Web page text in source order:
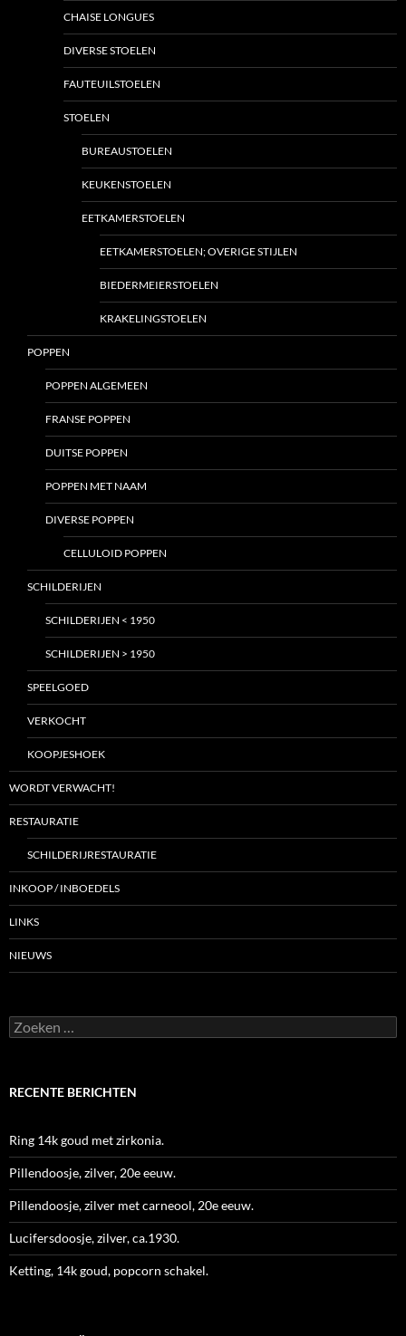
CHAISE LONGUES
DIVERSE STOELEN
FAUTEUILSTOELEN
STOELEN
BUREAUSTOELEN
KEUKENSTOELEN
EETKAMERSTOELEN
EETKAMERSTOELEN; OVERIGE STIJLEN
BIEDERMEIERSTOELEN
KRAKELINGSTOELEN
POPPEN
POPPEN ALGEMEEN
FRANSE POPPEN
DUITSE POPPEN
POPPEN MET NAAM
DIVERSE POPPEN
CELLULOID POPPEN
SCHILDERIJEN
SCHILDERIJEN < 1950
SCHILDERIJEN > 1950
SPEELGOED
VERKOCHT
KOOPJESHOEK
WORDT VERWACHT!
RESTAURATIE
SCHILDERIJRESTAURATIE
INKOOP / INBOEDELS
LINKS
NIEUWS
Zoeken
naar:
RECENTE BERICHTEN
Ring 14k goud met zirkonia.
Pillendoosje, zilver, 20e eeuw.
Pillendoosje, zilver met carneool, 20e eeuw.
Lucifersdoosje, zilver, ca.1930.
Ketting, 14k goud, popcorn schakel.